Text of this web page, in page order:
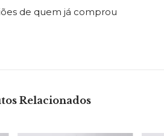
de quem já comprou
Relacionados